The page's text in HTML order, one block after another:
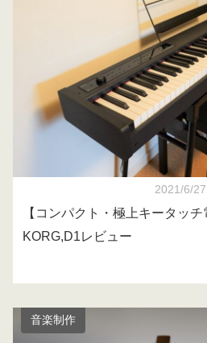
2021/6/27
【コンパクト・極上キータッ
KORG,D1レビュー
音楽制作